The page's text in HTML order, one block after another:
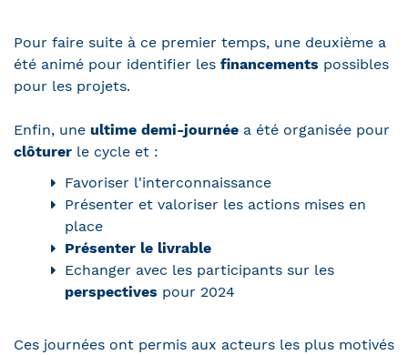
Pour faire suite à ce premier temps, une deuxième a
été animé pour identifier les financements possibles
pour les projets.
Enfin, une ultime demi-journée a été organisée pour
clôturer le cycle et :
Favoriser l'interconnaissance
Présenter et valoriser les actions mises en
place
Présenter le livrable
Echanger avec les participants sur les
perspectives pour 2024
Ces journées ont permis aux acteurs les plus motivés